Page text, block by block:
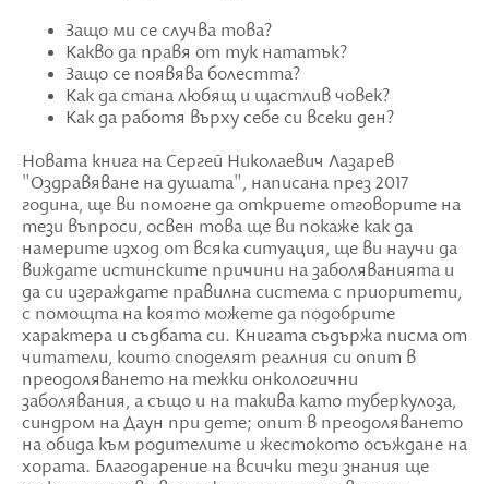
Защо ми се случва това?
Какво да правя от тук нататък?
Защо се появява болестта?
Как да стана любящ и щастлив човек?
Как да работя върху себе си всеки ден?
Новата книга на Сергей Николаевич Лазарев
"Оздравяване на душата", написана през 2017
година, ще ви помогне да откриете отговорите на
тези въпроси, освен това ще ви покаже как да
намерите изход от всяка ситуация, ще ви научи да
виждате истинските причини на заболяванията и
да си изграждате правилна система с приоритети,
с помощта на която можете да подобрите
характера и съдбата си. Книгата съдържа писма от
читатели, които споделят реалния си опит в
преодоляването на тежки онкологични
заболявания, а също и на такива като туберкулоза,
синдром на Даун при дете; опит в преодоляването
на обида към родителите и жестокото осъждане на
хората. Благодарение на всички тези знания ще